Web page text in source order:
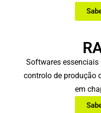
Softwares
controlo de produção
em